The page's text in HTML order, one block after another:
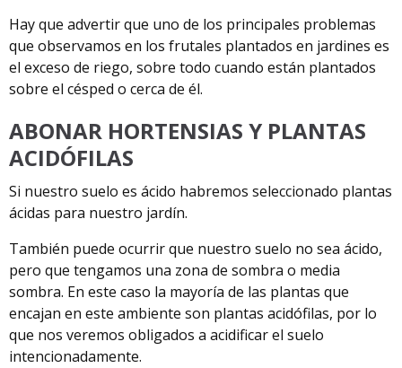
Hay que advertir que uno de los principales problemas
que observamos en los frutales plantados en jardines es
el exceso de riego, sobre todo cuando están plantados
sobre el césped o cerca de él.
ABONAR HORTENSIAS Y PLANTAS
ACIDÓFILAS
Si nuestro suelo es ácido habremos seleccionado plantas
ácidas para nuestro jardín.
También puede ocurrir que nuestro suelo no sea ácido,
pero que tengamos una zona de sombra o media
sombra. En este caso la mayoría de las plantas que
encajan en este ambiente son plantas acidófilas, por lo
que nos veremos obligados a acidificar el suelo
intencionadamente.